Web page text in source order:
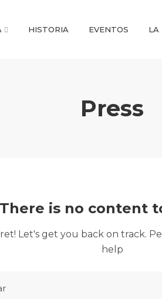
HISTORIA EVENTOS LA
Press
There is no content
Let's get you back on track.
help